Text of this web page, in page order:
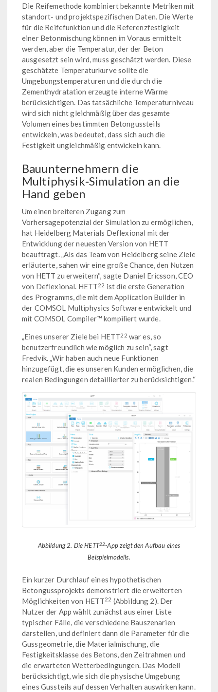
Die Reifemethode kombiniert bekannte Metriken mit
standort- und projektspezifischen Daten. Die Werte
für die Reifefunktion und die Referenzfestigkeit
einer Betonmischung können im Voraus ermittelt
werden, aber die Temperatur, der der Beton
ausgesetzt sein wird, muss geschätzt werden. Diese
geschätzte Temperaturkurve sollte die
Umgebungstemperaturen und die durch die
Zementhydratation erzeugte interne Wärme
berücksichtigen. Das tatsächliche Temperaturniveau
wird sich nicht gleichmäßig über das gesamte
Volumen eines bestimmten Betongussteils
entwickeln, was bedeutet, dass sich auch die
Festigkeit ungleichmäßig entwickeln kann.
Bauunternehmern die
Multiphysik-Simulation an die
Hand geben
Um einen breiteren Zugang zum
Vorhersagepotenzial der Simulation zu ermöglichen,
hat Heidelberg Materials Deflexional mit der
Entwicklung der neuesten Version von HETT
beauftragt. „Als das Team von Heidelberg seine Ziele
erläuterte, sahen wir eine große Chance, den Nutzen
von HETT zu erweitern“, sagte Daniel Ericsson, CEO
von Deflexional. HETT22 ist die erste Generation
des Programms, die mit dem Application Builder in
der COMSOL Multiphysics Software entwickelt und
mit COMSOL Compiler™ kompiliert wurde.
„Eines unserer Ziele bei HETT22 war es, so
benutzerfreundlich wie möglich zu sein“, sagt
Fredvik. „Wir haben auch neue Funktionen
hinzugefügt, die es unseren Kunden ermöglichen, die
realen Bedingungen detaillierter zu berücksichtigen.“
Abbildung 2. Die HETT22-App zeigt den Aufbau eines
Beispielmodells.
Ein kurzer Durchlauf eines hypothetischen
Betongussprojekts demonstriert die erweiterten
Möglichkeiten von HETT22 (Abbildung 2). Der
Nutzer der App wählt zunächst aus einer Liste
typischer Fälle, die verschiedene Bauszenarien
darstellen, und definiert dann die Parameter für die
Gussgeometrie, die Materialmischung, die
Festigkeitsklasse des Betons, den Zeitrahmen und
die erwarteten Wetterbedingungen. Das Modell
berücksichtigt, wie sich die physische Umgebung
eines Gussteils auf dessen Verhalten auswirken kann.